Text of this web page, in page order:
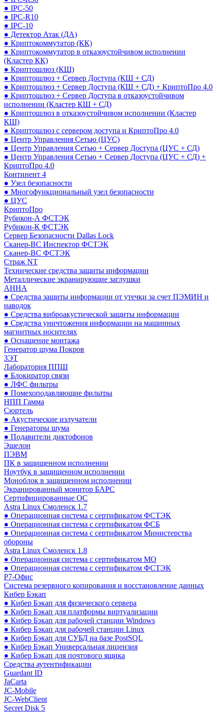
● IPC-50
● IPC-R10
● IPC-10
● Детектор Атак (ДА)
● Криптокоммутатор (КК)
● Криптокоммутатор в отказоустойчивом исполнении
(Кластер КК)
● Криптошлюз (КШ)
● Криптошлюз + Сервер Доступа (КШ + СД)
● Криптошлюз + Сервер Доступа (КШ + СД) + КриптоПро 4.0
● Криптошлюз + Сервер Доступа в отказоустойчивом
исполнении (Кластер КШ + СД)
● Криптошлюз в отказоустойчивом исполнении (Кластер
КШ)
● Криптошлюз с сервером доступа и КриптоПро 4.0
● Центр Управления Сетью (ЦУС)
● Центр Управления Сетью + Сервер Доступа (ЦУС + СД)
● Центр Управления Сетью + Сервер Доступа (ЦУС + СД) +
КриптоПро 4.0
Континент 4
● Узел безопасности
● Многофункциональный узел безопасности
● ЦУС
КриптоПро
Рубикон-А ФСТЭК
Рубикон-К ФСТЭК
Сервер Безопасности Dallas Lock
Сканер-ВС Инспектор ФСТЭК
Сканер-ВС ФСТЭК
Страж NT
Технические средства защиты информации
Металлические экранирующие заглушки
АННА
● Средства защиты информации от утечки за счет ПЭМИН и
наводок
● Средства виброакустической защиты информации
● Средства уничтожения информации на машинных
магнитных носителях
● Оснащение монтажа
Генератор шума Покров
ЗЭТ
Лаборатория ППШ
● Блокиратор связи
● ЛФС фильтры
● Помехоподавляющие фильтры
НПП Гамма
Сюртель
● Акустические излучатели
● Генераторы шума
● Подавители диктофонов
Эшелон
ПЭВМ
ПК в защищенном исполнении
Ноутбук в защищенном исполнении
Моноблок в защищенном исполнении
Экранированный монитор БАРС
Сертифицированные ОС
Astra Linux Смоленск 1.7
● Операционная система с сертификатом ФСТЭК
● Операционная система с сертификатом ФСБ
● Операционная система с сертификатом Министерства
обороны
Astra Linux Смоленск 1.8
● Операционная система с сертификатом МО
● Операционная система с сертификатом ФСТЭК
Р7-Офис
Система резервного копирования и восстановление данных
Кибер Бэкап
● Кибер Бэкап для физического сервера
● Кибер Бэкап для платформы виртуализации
● Кибер Бэкап для рабочей станции Windows
● Кибер Бэкап для рабочей станции Linux
● Кибер Бэкап для СУБД на базе PostSQL
● Кибер Бэкап Универсальная лицензия
● Кибер Бэкап для почтового ящика
Средства аутентификации
Guardant ID
JaCarta
JC-Mobile
JC-WebClient
Secret Disk 5